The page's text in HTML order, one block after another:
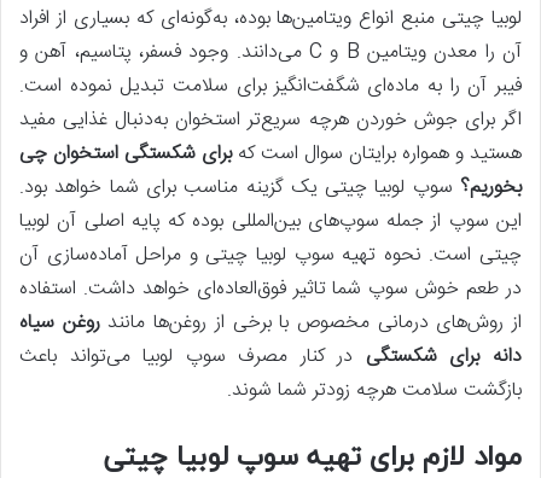
لوبیا چیتی منبع انواع ویتامین‌ها بوده، به‌گونه‌ای که بسیاری از افراد
آن را معدن ویتامین B و C می‌دانند. وجود فسفر، پتاسیم، آهن و
فیبر آن را به ماده‌ای شگفت‌انگیز برای سلامت تبدیل نموده است.
اگر برای جوش خوردن هرچه سریع‌تر استخوان به‌دنبال غذایی مفید
هستید و همواره برایتان سوال است کهبرای شکستگی استخوان چی
بخوریم؟ سوپ لوبیا چیتی یک گزینه مناسب برای شما خواهد بود.
این سوپ از جمله سوپ‌های بین‌المللی بوده که پایه اصلی آن لوبیا
چیتی است. نحوه تهیه سوپ لوبیا چیتی و مراحل آماده‌سازی آن
در طعم خوش سوپ شما تاثیر فوق‌العاده‌ای خواهد داشت. استفاده
از روش‌های درمانی مخصوص با برخی از روغن‌ها مانندروغن سیاه
دانه برای شکستگی در کنار مصرف سوپ لوبیا می‌تواند باعث
بازگشت سلامت هرچه زودتر شما شوند.
مواد لازم برای تهیه سوپ لوبیا چیتی